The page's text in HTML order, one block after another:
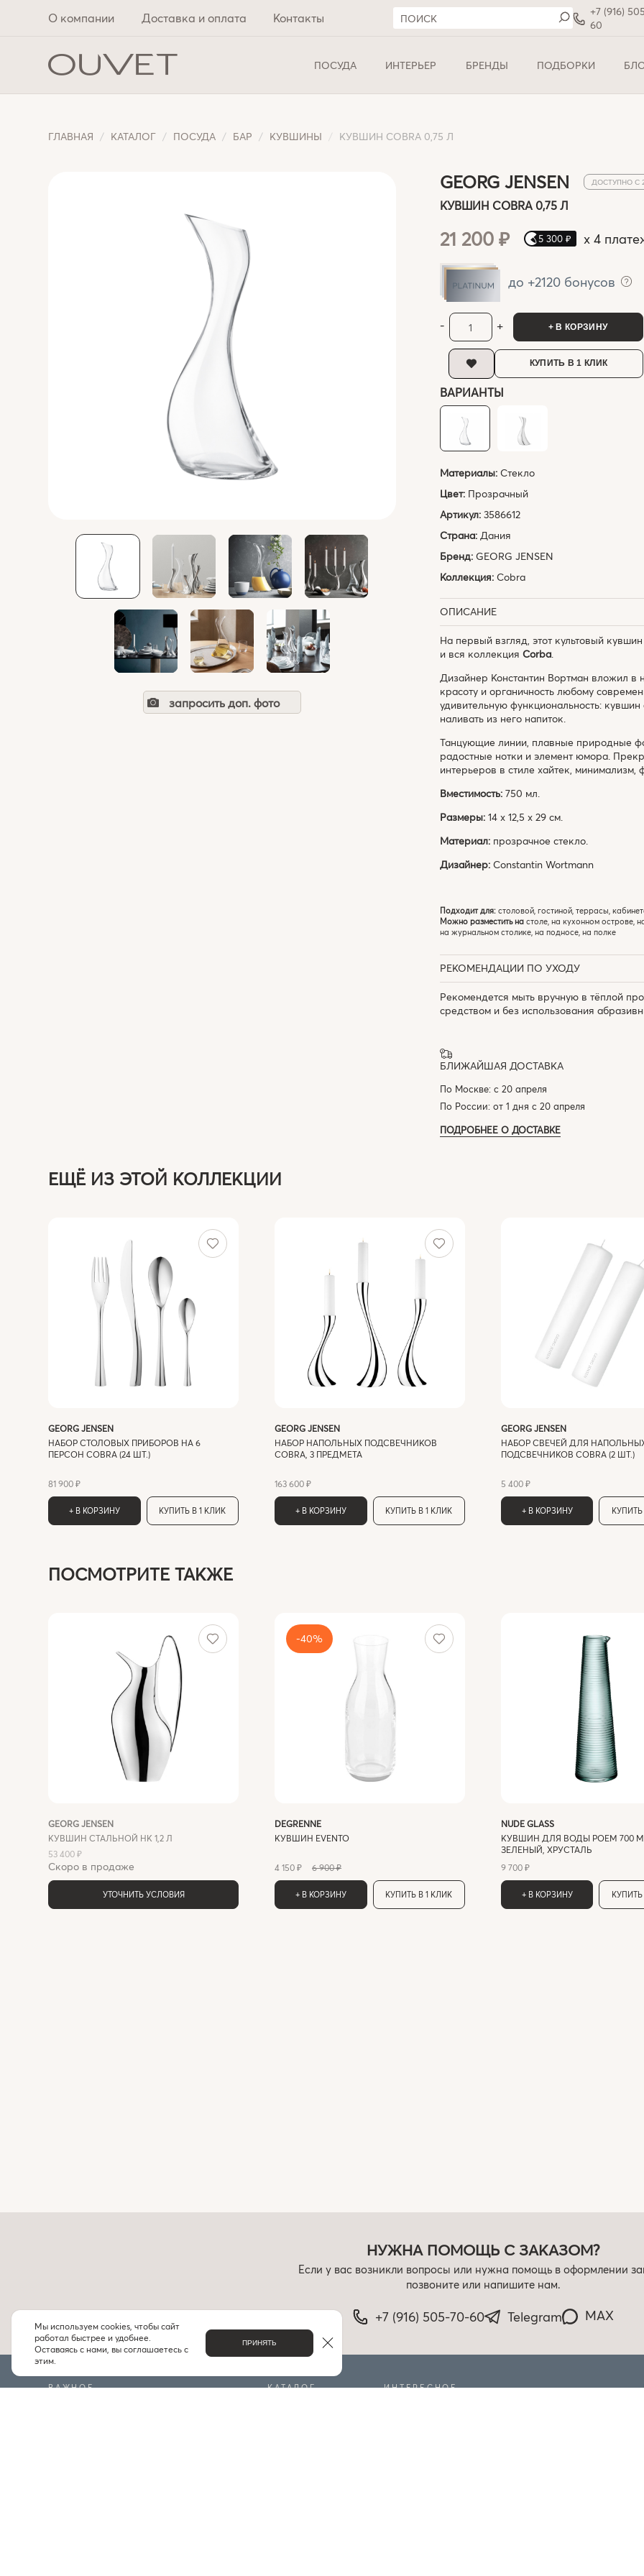
О компании Доставка и оплата Контакты
+7 (916)
60
ПОСУДА ИНТЕРЬЕР БРЕНДЫ ПОДБОРКИ
ГЛАВНАЯ КАТАЛОГ ПОСУДА БАР КУВШИНЫ КУВШИН COBRA 0,75 Л
запросить доп. фото
GEORG JENSEN ДОСТУПНО С
КУВШИН COBRA 0,75 Л
21 200 ₽ 5 300 ₽ x 4
до +2120 бонусов
- + + В КОРЗИНУ
КУПИТЬ В 1 КЛИК
ВАРИАНТЫ
Материалы: Стекло
Цвет: Прозрачный
Артикул: 3586612
Страна: Дания
Бренд: GEORG JENSEN
Коллекция: Cobra
ОПИСАНИЕ
На первый взгляд, этот культовый
и вся коллекция Corba.
Дизайнер Константин Вортман вложил в
красоту и органичность любому
удивительную функциональность:
наливать из него напиток.
Танцующие линии, плавные природные
радостные нотки и элемент юмора.
интерьеров в стиле хайтек, минимализм,
Вместимость: 750 мл.
Размеры:14 х 12,5 х 29 см.
Материал: прозрачное стекло.
Дизайнер: Constantin Wortmann
Подходит для:столовой, гостиной, террасы,
Можно разместить настоле, на кухонном острове,
на журнальном столике, на подносе, на полке
РЕКОМЕНДАЦИИ ПО УХОДУ
Рекомендется мыть вручную в тёплой
средством и без использования
БЛИЖАЙШАЯ ДОСТАВКА
По Москве: с 20 апреля
По России: от 1 дня с 20 апреля
ПОДРОБНЕЕ О ДОСТАВКЕ
ЕЩЁ ИЗ ЭТОЙ КОЛЛЕКЦИИ
GEORG JENSEN
НАБОР СТОЛОВЫХ ПРИБОРОВ НА 6
ПЕРСОН COBRA (24 ШТ.)
81 900 ₽
+ В КОРЗИНУ КУПИТЬ В 1 КЛИК
GEORG JENSEN
НАБОР НАПОЛЬНЫХ ПОДСВЕЧНИКОВ
COBRA, 3 ПРЕДМЕТА
163 600 ₽
+ В КОРЗИНУ КУПИТЬ В 1 КЛИК
GEORG JENSEN
НАБОР СВЕЧЕЙ ДЛЯ
ПОДСВЕЧНИКОВ COBRA (2 ШТ.)
5 400 ₽
+ В КОРЗИНУ КУПИТЬ
ПОСМОТРИТЕ ТАКЖЕ
GEORG JENSEN
КУВШИН СТАЛЬНОЙ HK 1,2 Л
53 400 ₽
Скоро в продаже
УТОЧНИТЬ УСЛОВИЯ
-40%
DEGRENNE
КУВШИН EVENTO
4 150 ₽ 6 900 ₽
+ В КОРЗИНУ КУПИТЬ В 1 КЛИК
NUDE GLASS
КУВШИН ДЛЯ ВОДЫ POEM 700
ЗЕЛЕНЫЙ, ХРУСТАЛЬ
9 700 ₽
+ В КОРЗИНУ КУПИТЬ
НУЖНА ПОМОЩЬ С ЗАКАЗОМ?
Если у вас возникли вопросы или нужна помощь в оформлении
позвоните или напишите нам.
+7 (916) 505-70-60 Telegram MAX
ВАЖНОЕ КАТАЛОГ ИНТЕРЕСНОЕ
Мы используем cookies, чтобы сайт
работал быстрее и удобнее.
Оставаясь с нами, вы соглашаетесь с
этим.
ПРИНЯТЬ